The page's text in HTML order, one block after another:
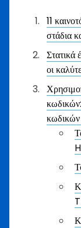
11
στάδια
Στατικά
οι